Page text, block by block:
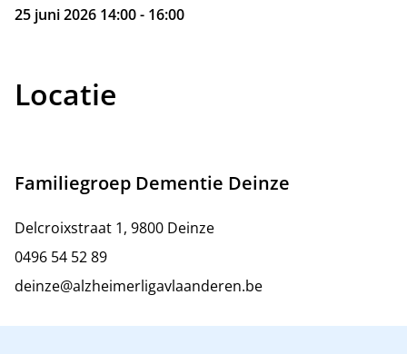
25 juni 2026 14:00 - 16:00
Locatie
Familiegroep Dementie Deinze
Delcroixstraat 1, 9800 Deinze
0496 54 52 89
deinze@alzheimerligavlaanderen.be